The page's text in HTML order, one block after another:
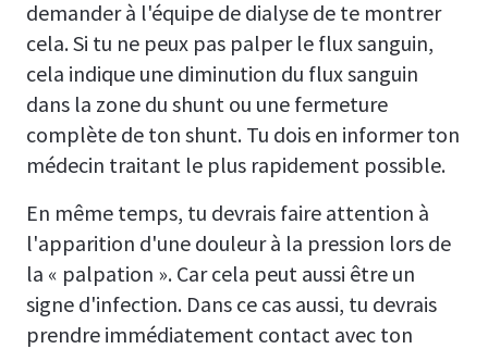
demander à l'équipe de dialyse de te montrer
cela. Si tu ne peux pas palper le flux sanguin,
cela indique une diminution du flux sanguin
dans la zone du shunt ou une fermeture
complète de ton shunt. Tu dois en informer ton
médecin traitant le plus rapidement possible.
En même temps, tu devrais faire attention à
l'apparition d'une douleur à la pression lors de
la « palpation ». Car cela peut aussi être un
signe d'infection. Dans ce cas aussi, tu devrais
prendre immédiatement contact avec ton